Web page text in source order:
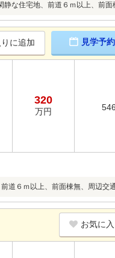
な住宅地、前道６ｍ以上、前
に追加 見学予
320
万円
道６ｍ以上、前面棟無、周辺交
お気に